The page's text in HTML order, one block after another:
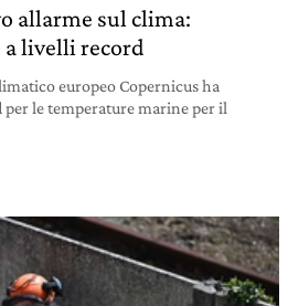
allarme sul clima:
livelli record
europeo Copernicus ha
le temperature marine per il